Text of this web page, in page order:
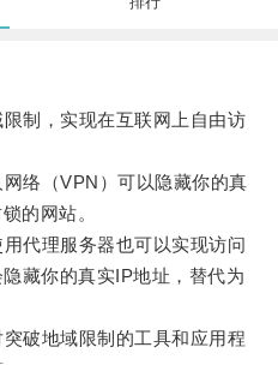
制，实现在互联网上自由访
络（VPN）可以隐藏你的真
的网站。
理服务器也可以实现访问
藏你的真实IP地址，替代为
地域限制的工具和应用程